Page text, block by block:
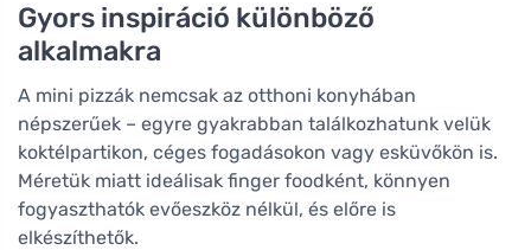
Gyors inspiráció különböző
alkalmakra
A mini pizzák nemcsak az otthoni konyhában
népszerűek – egyre gyakrabban találkozhatunk velük
koktélpartikon, céges fogadásokon vagy esküvőkön is.
Méretük miatt ideálisak finger foodként, könnyen
fogyaszthatók evőeszköz nélkül, és előre is
elkészíthetők.